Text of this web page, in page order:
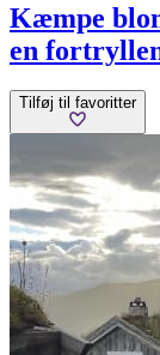
Kæmpe
en
Tilføj til favoritter